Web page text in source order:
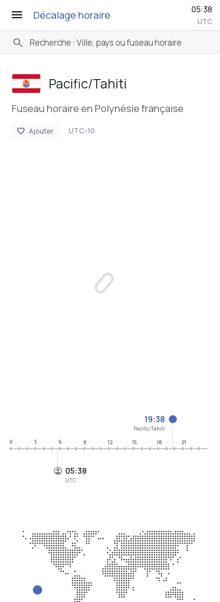
menu Décalage horaire 05:38
UTC
search
Pacific/­Tahiti
Fuseau horaire en Polynésie française
favorite Ajouter UTC-10
05:38
UTC
19:38
Pacific/Tahiti
0
3 6 9 12 15 18 21